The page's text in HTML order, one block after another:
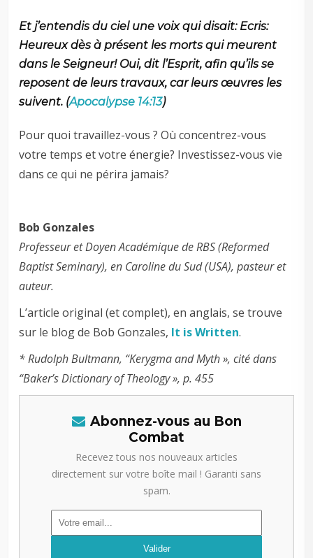
Et j’entendis du ciel une voix qui disait: Ecris:
Heureux dès à présent les morts qui meurent
dans le Seigneur! Oui, dit l’Esprit, afin qu’ils se
reposent de leurs travaux, car leurs œuvres les
suivent. (Apocalypse 14:13)
Pour quoi travaillez-vous ? Où concentrez-vous
votre temps et votre énergie? Investissez-vous vie
dans ce qui ne périra jamais?
Bob Gonzales
Professeur et Doyen Académique de RBS (Reformed
Baptist Seminary), en Caroline du Sud (USA), pasteur et
auteur.
L’article original (et complet), en anglais, se trouve
sur le blog de Bob Gonzales, It is Written.
* Rudolph Bultmann, “Kerygma and Myth », cité dans
“Baker’s Dictionary of Theology », p. 455
Abonnez-vous au Bon
Combat
Recevez tous nos nouveaux articles
directement sur votre boîte mail ! Garanti sans
spam.